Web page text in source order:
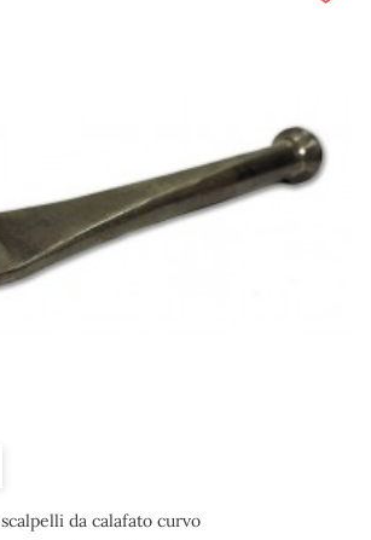
scalpelli da calafato curvo